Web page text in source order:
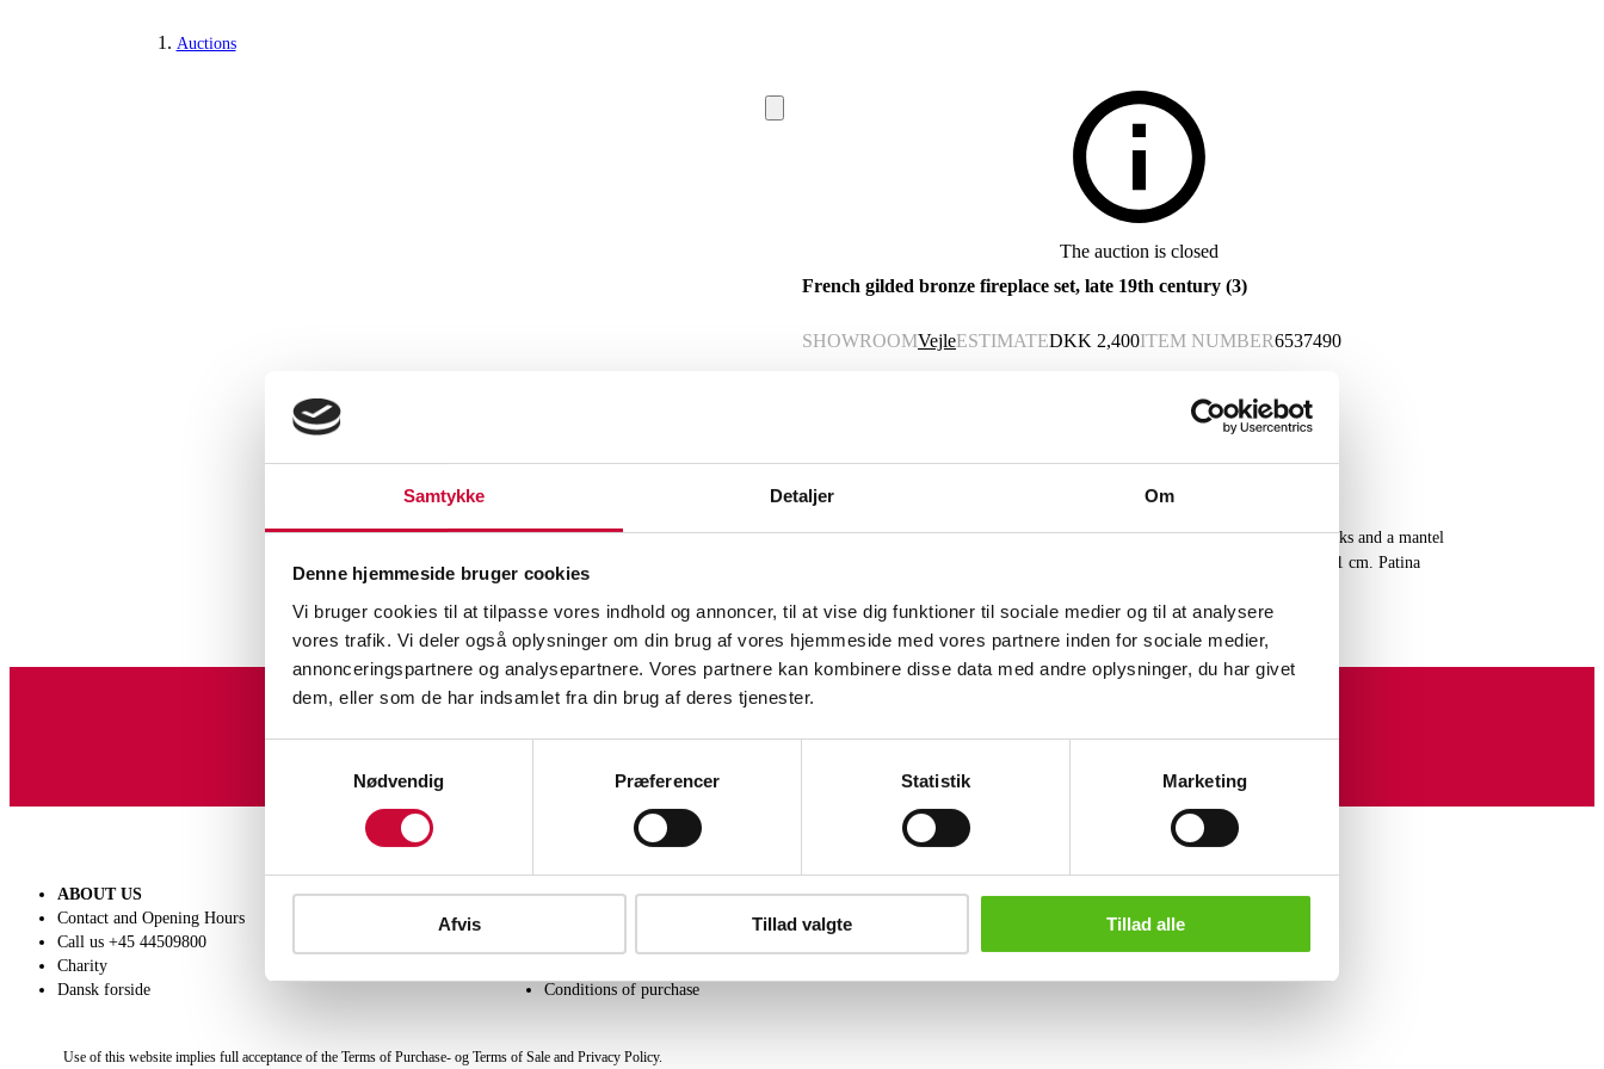
Samtykke Detaljer Om
Denne hjemmeside bruger cookies
Vi bruger cookies til at tilpasse vores indhold og annoncer, til at vise dig funktioner til sociale medier og til at analysere
vores trafik. Vi deler også oplysninger om din brug af vores hjemmeside med vores partnere inden for sociale medier,
annonceringspartnere og analysepartnere. Vores partnere kan kombinere disse data med andre oplysninger, du har givet
dem, eller som de har indsamlet fra din brug af deres tjenester.
Nødvendig
Præferencer Statistik Marketing
Afvis Tillad valgte Tillad alle
Auctions
The auction is closed
French gilded bronze fireplace set, late 19th century (3)
SHOWROOMVejleESTIMATEDKK 2,400ITEM NUMBER6537490
Automatic translation from Danish.
French gilded bronze mantelpiece consisting of a pair of three-armed candlesticks and a mantel
clock, the dial signed 'Filon Domange, Montmartre', late 19th century. H. 36-41 cm. Patina
Similar lots
Sign up for our newsletter and receive news and offers directly in your email.
ABOUT US
Contact and Opening Hours
Call us +45 44509800
Charity
Dansk forside
SELL
PURCHASE
Conditions of purchase
Use of this website implies full acceptance of the Terms of Purchase- og Terms of Sale and Privacy Policy.